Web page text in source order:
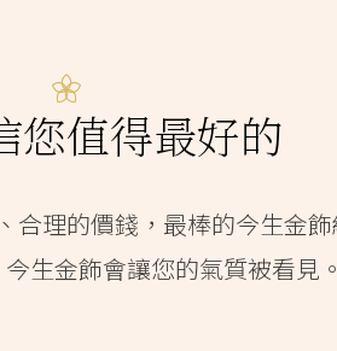
您值得最好的
合理的價錢，最棒的今生金
生金飾會讓您的氣質被看見